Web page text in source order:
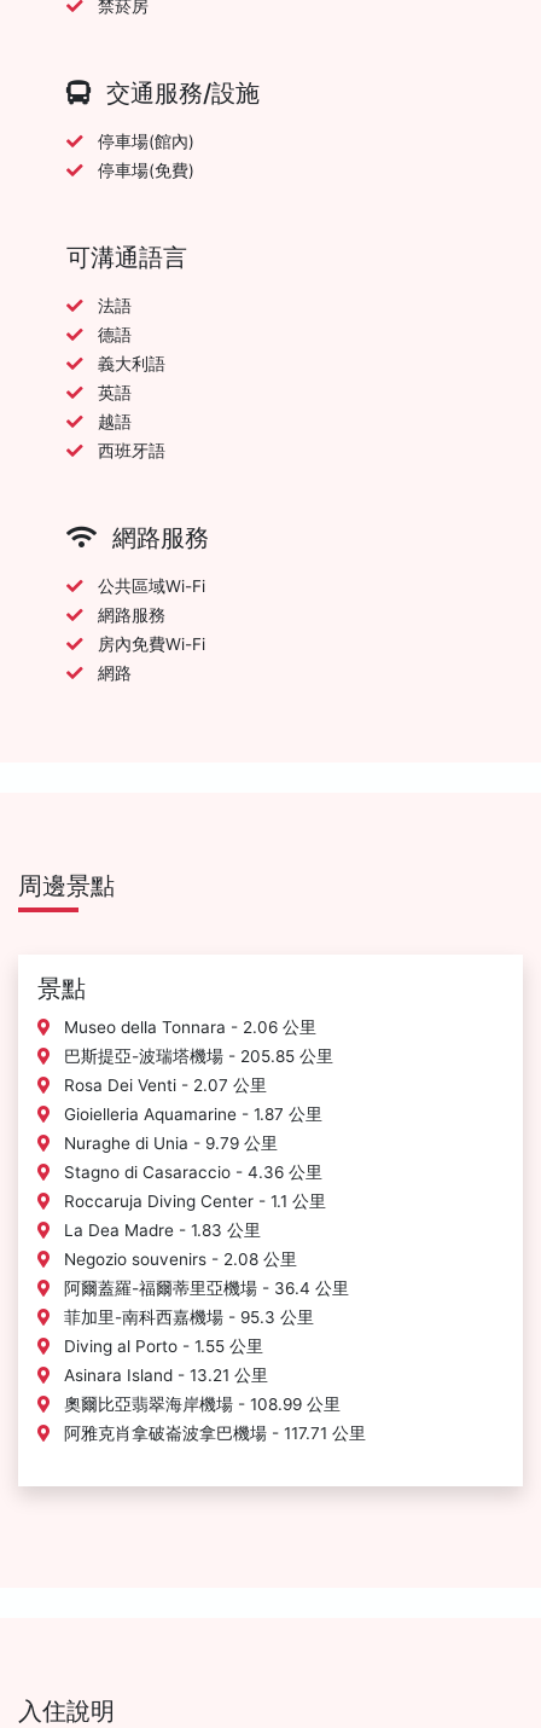
禁菸房
交通服務/設施
停車場(館內)
停車場(免費)
可溝通語言
法語
德語
義大利語
英語
越語
西班牙語
網路服務
公共區域Wi-Fi
網路服務
房內免費Wi-Fi
網路
周邊景點
景點
Museo della Tonnara - 2.06 公里
巴斯提亞-波瑞塔機場 - 205.85 公里
Rosa Dei Venti - 2.07 公里
Gioielleria Aquamarine - 1.87 公里
Nuraghe di Unia - 9.79 公里
Stagno di Casaraccio - 4.36 公里
Roccaruja Diving Center - 1.1 公里
La Dea Madre - 1.83 公里
Negozio souvenirs - 2.08 公里
阿爾蓋羅-福爾蒂里亞機場 - 36.4 公里
菲加里-南科西嘉機場 - 95.3 公里
Diving al Porto - 1.55 公里
Asinara Island - 13.21 公里
奧爾比亞翡翠海岸機場 - 108.99 公里
阿雅克肖拿破崙波拿巴機場 - 117.71 公里
入住說明